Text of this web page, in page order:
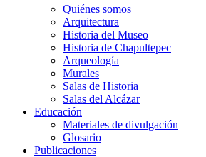
Quiénes somos
Arquitectura
Historia del Museo
Historia de Chapultepec
Arqueología
Murales
Salas de Historia
Salas del Alcázar
Educación
Materiales de divulgación
Glosario
Publicaciones